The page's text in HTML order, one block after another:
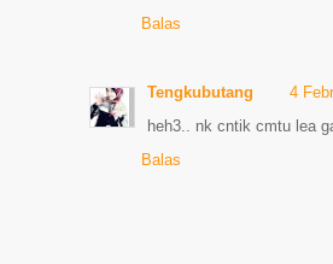
Balas
Tengkubutang
4
heh3.. nk cntik cmtu lea
Balas